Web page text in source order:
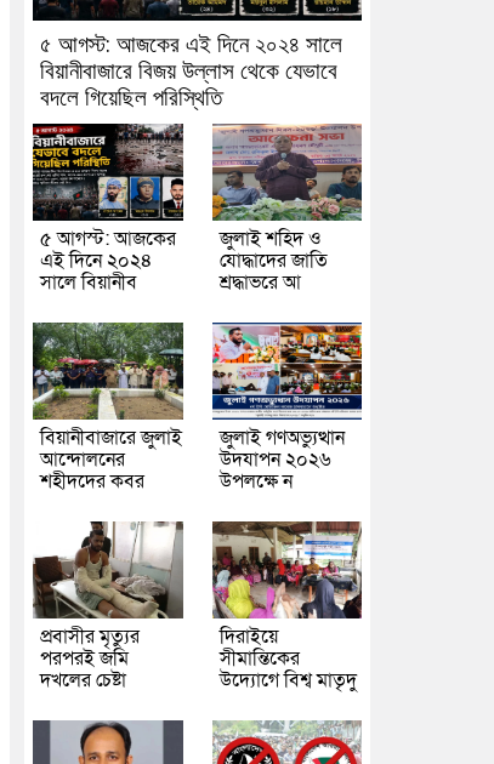
৫ আগস্ট: আজকের এই দিনে ২০২৪ সালে
বিয়ানীবাজারে বিজয় উল্লাস থেকে যেভাবে
বদলে গিয়েছিল পরিস্থিতি
৫ আগস্ট: আজকের
এই দিনে ২০২৪
সালে বিয়ানীব
জুলাই শহিদ ও
যোদ্ধাদের জাতি
শ্রদ্ধাভরে আ
বিয়ানীবাজারে জুলাই
আন্দোলনের
শহীদদের কবর
জুলাই গণঅভ্যুত্থান
উদযাপন ২০২৬
উপলক্ষে ন
প্রবাসীর মৃত্যুর
পরপরই জমি
দখলের চেষ্টা
দিরাইয়ে
সীমান্তিকের
উদ্যোগে বিশ্ব মাতৃদু